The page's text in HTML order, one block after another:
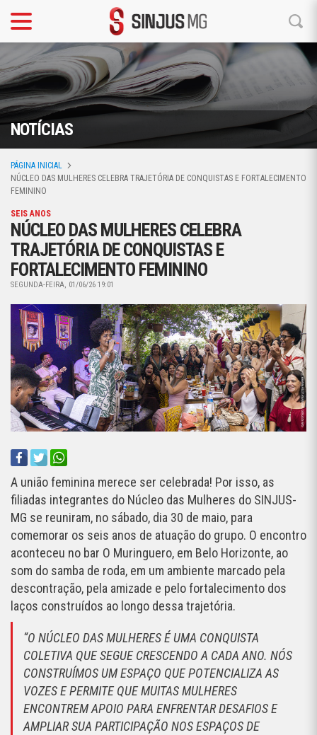
NOTÍCIAS
PÁGINA INICIAL
NÚCLEO DAS MULHERES CELEBRA TRAJETÓRIA DE CONQUISTAS E FORTALECIMENTO
FEMININO
SEIS ANOS
NÚCLEO DAS MULHERES CELEBRA
TRAJETÓRIA DE CONQUISTAS E
FORTALECIMENTO FEMININO
SEGUNDA-FEIRA, 01/06/26 19:01
A união feminina merece ser celebrada! Por isso, as
filiadas integrantes do Núcleo das Mulheres do SINJUS-
MG se reuniram, no sábado, dia 30 de maio, para
comemorar os seis anos de atuação do grupo. O encontro
aconteceu no bar O Muringuero, em Belo Horizonte, ao
som do samba de roda, em um ambiente marcado pela
descontração, pela amizade e pelo fortalecimento dos
laços construídos ao longo dessa trajetória.
“O NÚCLEO DAS MULHERES É UMA CONQUISTA
COLETIVA QUE SEGUE CRESCENDO A CADA ANO. NÓS
CONSTRUÍMOS UM ESPAÇO QUE POTENCIALIZA AS
VOZES E PERMITE QUE MUITAS MULHERES
ENCONTREM APOIO PARA ENFRENTAR DESAFIOS E
AMPLIAR SUA PARTICIPAÇÃO NOS ESPAÇOS DE